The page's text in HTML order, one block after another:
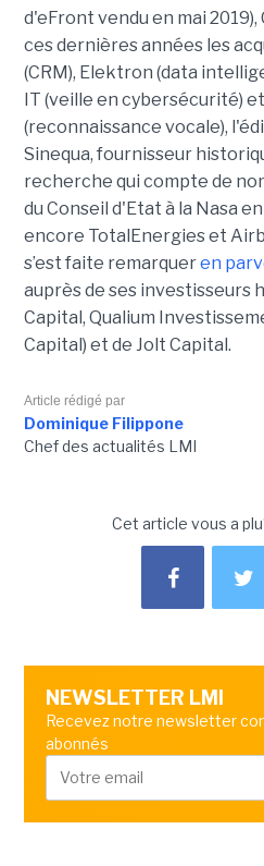
d'eFront vendu en mai
ces dernières années les
(CRM), Elektron (data
IT (veille en cybersécurité)
(reconnaissance vocale),
Sinequa, fournisseur
recherche qui compte de
du Conseil d'Etat à la Nasa
encore TotalEnergies et
s’est faite remarqueren
auprès de ses investisseurs
Capital, Qualium
Capital) et de Jolt Capital.
Article rédigé par
Dominique Filippone
Chef des actualités LMI
Cet article vous a
NEWSLETTER LMI
Recevez notre newsletter
abonnés